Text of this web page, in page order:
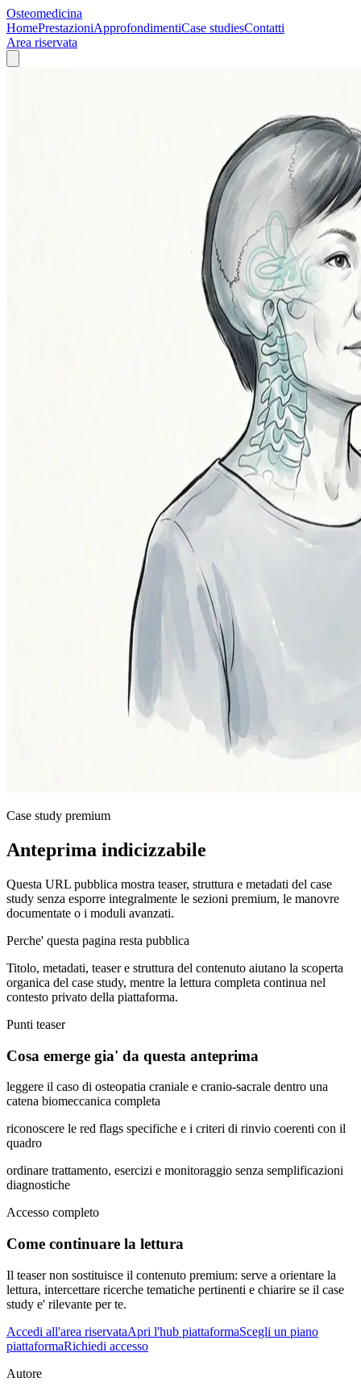
Osteomedicina
HomePrestazioniApprofondimentiCase studiesContatti
Area riservata
Case study premium
Anteprima indicizzabile
Questa URL pubblica mostra teaser, struttura e metadati del case
study senza esporre integralmente le sezioni premium, le manovre
documentate o i moduli avanzati.
Perche' questa pagina resta pubblica
Titolo, metadati, teaser e struttura del contenuto aiutano la scoperta
organica del case study, mentre la lettura completa continua nel
contesto privato della piattaforma.
Punti teaser
Cosa emerge gia' da questa anteprima
leggere il caso di osteopatia craniale e cranio-sacrale dentro una
catena biomeccanica completa
riconoscere le red flags specifiche e i criteri di rinvio coerenti con il
quadro
ordinare trattamento, esercizi e monitoraggio senza semplificazioni
diagnostiche
Accesso completo
Come continuare la lettura
Il teaser non sostituisce il contenuto premium: serve a orientare la
lettura, intercettare ricerche tematiche pertinenti e chiarire se il case
study e' rilevante per te.
Accedi all'area riservataApri l'hub piattaformaScegli un piano
piattaformaRichiedi accesso
Autore